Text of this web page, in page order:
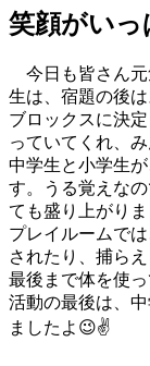
笑顔がい
今日も皆さん元
生は、宿題の後
ブロックスに決
っていてくれ、
中学生と小学生
す。うる覚えな
ても盛り上がり
プレイルームで
されたり、捕ら
最後まで体を使
活動の最後は、
ましたよ😉✌